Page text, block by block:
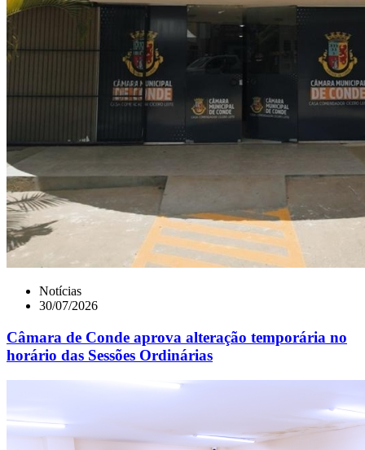
Notícias
30/07/2026
Câmara de Conde aprova alteração temporária no
horário das Sessões Ordinárias